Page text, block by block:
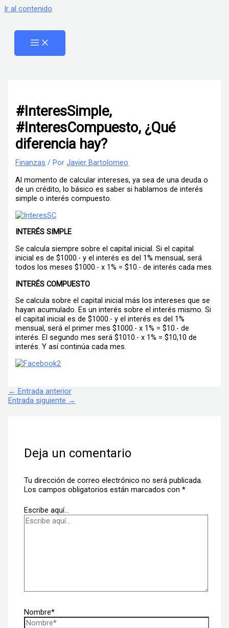
Ir al contenido
#InteresSimple,
#InteresCompuesto, ¿Qué
diferencia hay?
Finanzas / PorJavier Bartolomeo
Al momento de calcular intereses, ya sea de una deuda o
de un crédito, lo básico es saber si hablamos de interés
simple o interés compuesto.
INTERÉS SIMPLE
Se calcula siempre sobre el capital inicial. Si el capital
inicial es de $1000.- y el interés es del 1% mensual, será
todos los meses $1000.- x 1% = $10.- de interés cada mes.
INTERÉS COMPUESTO
Se calcula sobre el capital inicial más los intereses que se
hayan acumulado. Es un interés sobre el interés mismo. Si
el capital inicial es de $1000.- y el interés es del 1%
mensual, será el primer mes $1000.- x 1% = $10.- de
interés. El segundo mes será $1010.- x 1% = $10,10 de
interés. Y así continúa cada mes.
← Entrada anterior
Entrada siguiente →
Deja un comentario
Tu dirección de correo electrónico no será publicada.
Los campos obligatorios están marcados con*
Escribe aquí...
Nombre*